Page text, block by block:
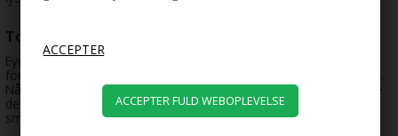
To typer af eyeliner
Eyeliner kommer enten i fast form kaldet kohl eller i en flydende
form som en eyeliner pensel. Kohlen er god til et lidt dæmpet look.
Når du har lagt eyelineren, kan du bruge en lille svamp til at blende
den ud, så den ikke er så markant i looket. På den måde får du en
smuk markering om øjet, uden at det virker alt for voldsomt.